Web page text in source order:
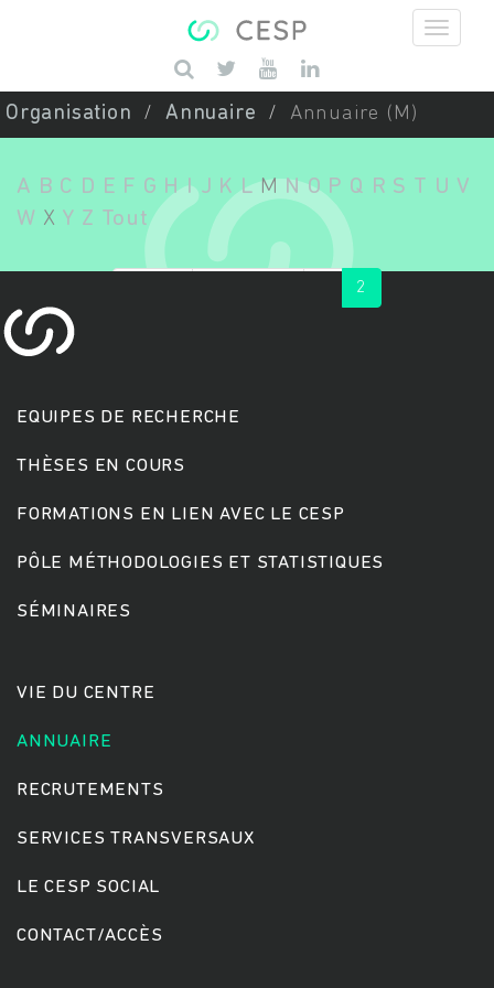
Saisissez vos mots-clés
Organisation Annuaire Annuaire (M)
A B C D E F G H I J K L M N O P Q R S T U V
W X Y Z Tout
2
EQUIPES DE RECHERCHE
THÈSES EN COURS
FORMATIONS EN LIEN AVEC LE CESP
PÔLE MÉTHODOLOGIES ET STATISTIQUES
SÉMINAIRES
VIE DU CENTRE
ANNUAIRE
RECRUTEMENTS
SERVICES TRANSVERSAUX
LE CESP SOCIAL
CONTACT/ACCÈS